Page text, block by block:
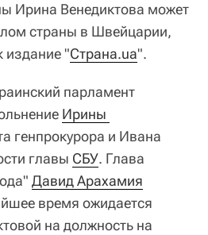
Ирина Венедиктова может
страны в Швейцарии,
издание "Страна.ua".
парламент
Ирины
генпрокурора и Ивана
главы СБУ. Глава
Давид Арахамия
время ожидается
на должность на